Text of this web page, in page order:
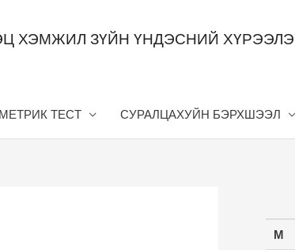
ХЭМЖИЛ ЗҮЙН ҮНДЭСНИЙ
ТЕСТ СУРАЛЦАХУЙН БЭРХШЭЭЛ
M